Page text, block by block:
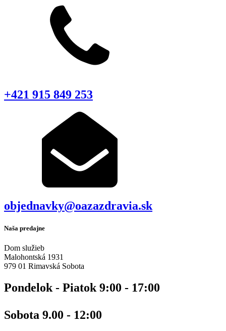
+421 915 849 253
objednavky@oazazdravia.sk
Naša predajne
Dom služieb
Malohontská 1931
979 01 Rimavská Sobota
Pondelok - Piatok 9:00 - 17:00
Sobota 9.00 - 12:00